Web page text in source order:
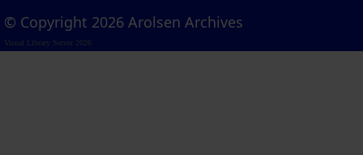
© Copyright 2026 Arolsen Archives
Visual Library Server 2026